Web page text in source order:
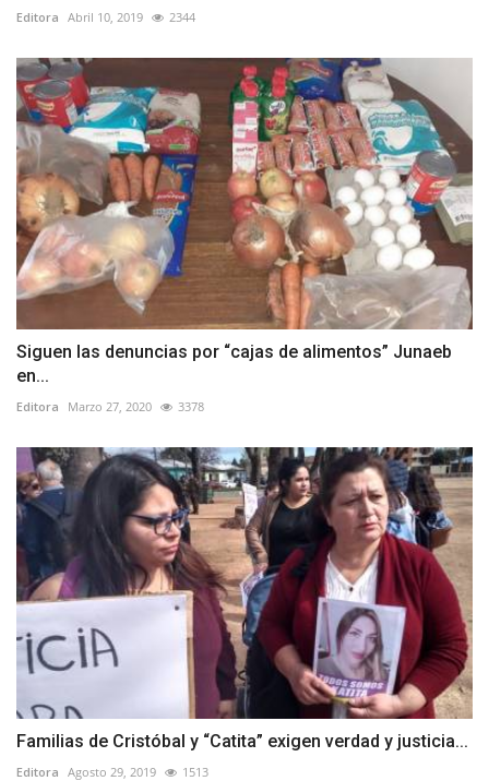
Editora Abril 10, 2019 2344
Siguen las denuncias por “cajas de alimentos” Junaeb
en...
Editora Marzo 27, 2020 3378
Familias de Cristóbal y “Catita” exigen verdad y justicia...
Editora Agosto 29, 2019 1513